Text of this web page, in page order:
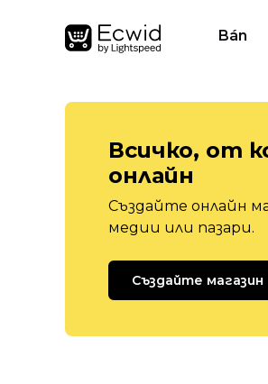
Bán
Всичко, от
онлайн
Създайте онлайн
медии или пазари.
Създайте магазин